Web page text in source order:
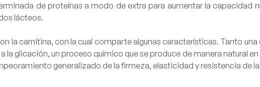
de proteínas a modo de extra para aumentar la capacidad
lácteos.
la carnitina, con la cual comparte algunas características. Tanto
la glicación, un proceso químico quese produce de manera natural
generalizado de la firmeza, elasticidad y resistencia de